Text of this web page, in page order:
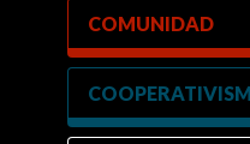
COMUNIDAD